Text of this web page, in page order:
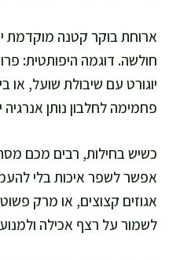
ארוחת בוקר קטנה מוקדמת
חולשה. דוגמה היפותטית:
יוגורט עם שיבולת שועל, או
פחמימה לחלבון נותן
כשיש בחילות, רבים מכם
אפשר לשפר איכות בלי
אגוזים קצוצים, או מרק
לשמור על רצף אכילה